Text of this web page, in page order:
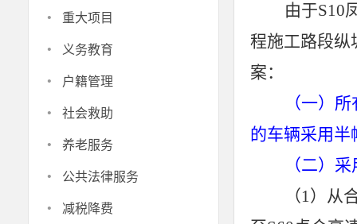
· 重大项目
· 义务教育
· 户籍管理
· 社会救助
· 养老服务
· 公共法律服务
· 减税降费
由于S10
程施工路段纵
案：
（一）
的车辆采用半
（二）
（1）从